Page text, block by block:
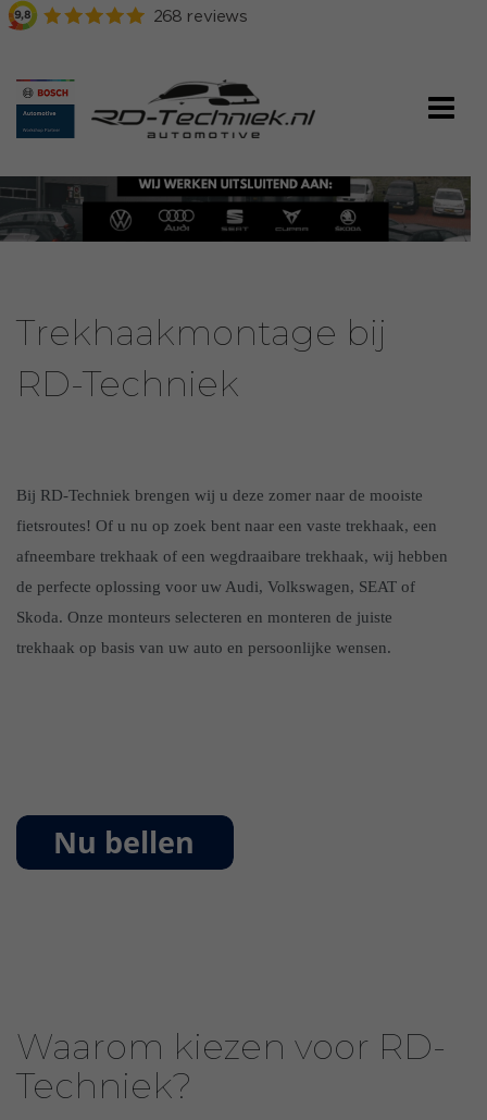
Trekhaakmontage bij
RD-Techniek
Bij RD-Techniek brengen wij u deze zomer naar de mooiste
fietsroutes! Of u nu op zoek bent naar een vaste trekhaak, een
afneembare trekhaak of een wegdraaibare trekhaak, wij hebben
de perfecte oplossing voor uw Audi, Volkswagen, SEAT of
Skoda. Onze monteurs selecteren en monteren de juiste
trekhaak op basis van uw auto en persoonlijke wensen.
Waarom kiezen voor RD-
Techniek?